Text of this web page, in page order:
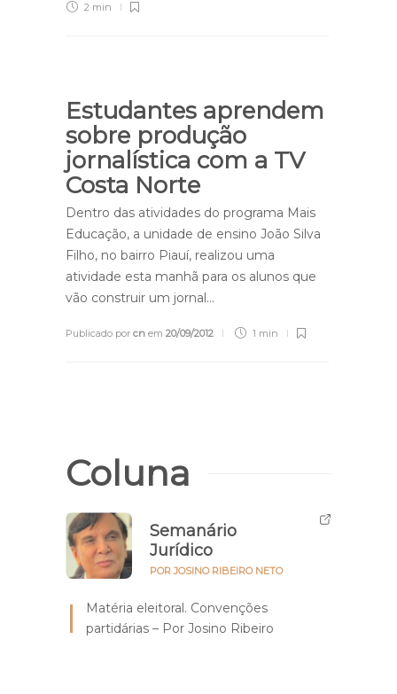
2 min
Estudantes aprendem
sobre produção
jornalística com a TV
Costa Norte
Dentro das atividades do programa Mais
Educação, a unidade de ensino João Silva
Filho, no bairro Piauí, realizou uma
atividade esta manhã para os alunos que
vão construir um jornal…
Publicado por cn em 20/09/2012 1 min
Coluna
Semanário
Jurídico
POR JOSINO RIBEIRO NETO
Matéria eleitoral. Convenções
partidárias – Por Josino Ribeiro